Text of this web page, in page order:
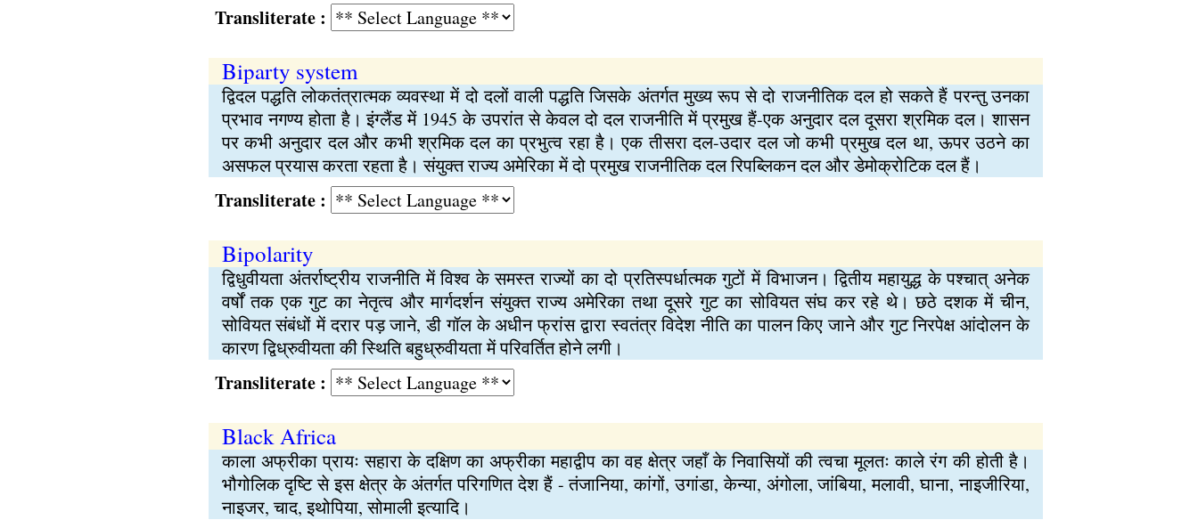
Transliterate :
Biparty system
द्विदल पद्धति लोकतंत्रात्मक व्यवस्था में दो दलों वाली पद्धति जिसके अंतर्गत मुख्य रूप से दो राजनीतिक दल हो सकते हैं परन्तु उनका
प्रभाव नगण्य होता है। इंग्लैंड में 1945 के उपरांत से केवल दो दल राजनीति में प्रमुख हैं-एक अनुदार दल दूसरा श्रमिक दल। शासन
पर कभी अनुदार दल और कभी श्रमिक दल का प्रभुत्व रहा है। एक तीसरा दल-उदार दल जो कभी प्रमुख दल था, ऊपर उठने का
असफल प्रयास करता रहता है। संयुक्त राज्य अमेरिका में दो प्रमुख राजनीतिक दल रिपब्लिकन दल और डेमोक्रोटिक दल हैं।
Transliterate :
Bipolarity
द्विधुवीयता अंतर्राष्ट्रीय राजनीति में विश्व के समस्त राज्यों का दो प्रतिस्पर्धात्मक गुटों में विभाजन। द्वितीय महायुद्ध के पश्चात् अनेक
वर्षों तक एक गुट का नेतृत्व और मार्गदर्शन संयुक्त राज्य अमेरिका तथा दूसरे गुट का सोवियत संघ कर रहे थे। छठे दशक में चीन,
सोवियत संबंधों में दरार पड़ जाने, डी गॉल के अधीन फ्रांस द्वारा स्वतंत्र विदेश नीति का पालन किए जाने और गुट निरपेक्ष आंदोलन के
कारण द्विध्रुवीयता की स्थिति बहुध्रुवीयता में परिवर्तित होने लगी।
Transliterate :
Black Africa
काला अफ्रीका प्रायः सहारा के दक्षिण का अफ्रीका महाद्वीप का वह क्षेत्र जहाँ के निवासियों की त्वचा मूलतः काले रंग की होती है।
भौगोलिक दृष्टि से इस क्षेत्र के अंतर्गत परिगणित देश हैं - तंजानिया, कांगों, उगांडा, केन्या, अंगोला, जांबिया, मलावी, घाना, नाइजीरिया,
नाइजर, चाद, इथोपिया, सोमाली इत्यादि।